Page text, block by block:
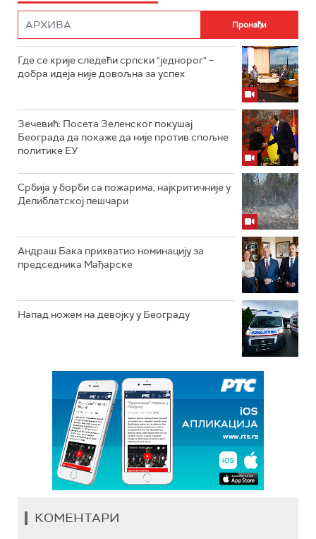
Где се крије следећи српски "једнорог" –
добра идеја није довољна за успех
Зечевић: Посета Зеленског покушај
Београда да покаже да није против спољне
политике ЕУ
Србија у борби са пожарима, најкритичније у
Делиблатској пешчари
Андраш Бака прихватио номинацију за
председника Мађарске
Напад ножем на девојку у Београду
КОМЕНТАРИ